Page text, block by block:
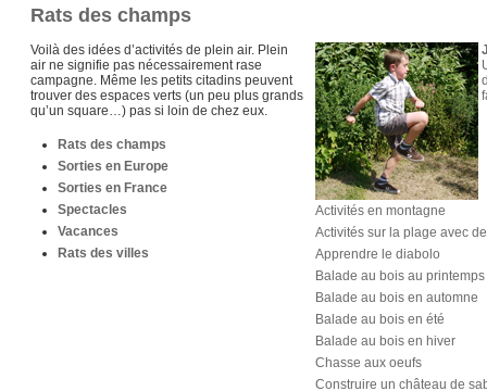
Rats des champs
Voilà des idées d’activités de plein air. Plein
air ne signifie pas nécessairement rase
campagne. Même les petits citadins peuvent
trouver des espaces verts (un peu plus grands
qu’un square…) pas si loin de chez eux.
Rats des champs
Sorties en Europe
Sorties en France
Spectacles
Vacances
Rats des villes
Activités en montagne
Activités sur la plage avec
Apprendre le diabolo
Balade au bois au printemps
Balade au bois en automne
Balade au bois en été
Balade au bois en hiver
Chasse aux oeufs
Construire un château de